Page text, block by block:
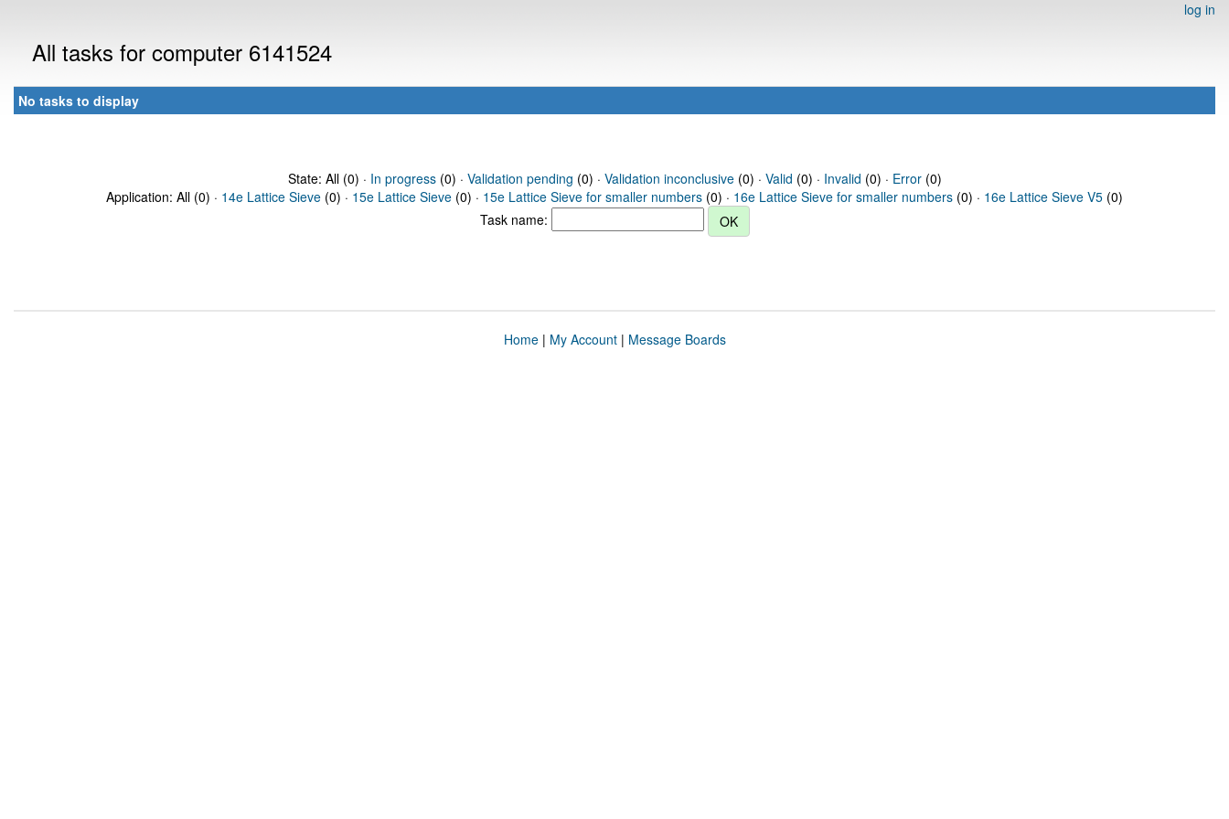
log in
All tasks for computer 6141524
No tasks to display
State: All (0) · In progress(0) · Validation pending (0) · Validation inconclusive(0) · Valid (0) · Invalid (0) · Error(0)
Application: All (0) · 14e Lattice Sieve (0) · 15e Lattice Sieve (0) · 15e Lattice Sieve for smaller numbers (0) · 16e Lattice Sieve for smaller numbers (0) · 16e Lattice Sieve V5 (0)
Task name:
Home| My Account| Message Boards